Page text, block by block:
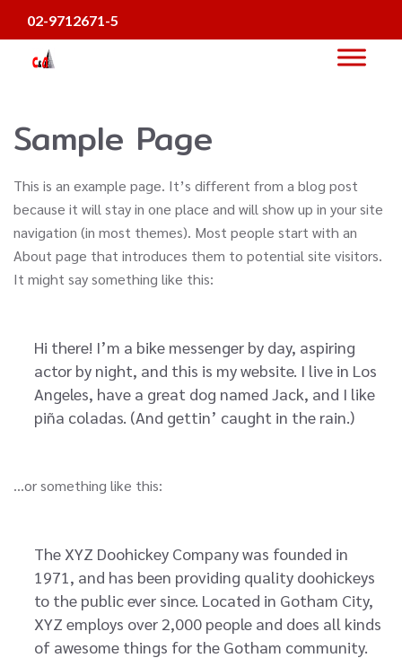
02-9712671-5
Sample Page
This is an example page. It’s different from a blog post
because it will stay in one place and will show up in your site
navigation (in most themes). Most people start with an
About page that introduces them to potential site visitors.
It might say something like this:
Hi there! I’m a bike messenger by day, aspiring
actor by night, and this is my website. I live in Los
Angeles, have a great dog named Jack, and I like
piña coladas. (And gettin’ caught in the rain.)
…or something like this:
The XYZ Doohickey Company was founded in
1971, and has been providing quality doohickeys
to the public ever since. Located in Gotham City,
XYZ employs over 2,000 people and does all kinds
of awesome things for the Gotham community.